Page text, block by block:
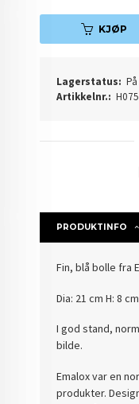
KJØP
Lagerstatus:
Artikkelnr.: H075
PRODUKTINFO
Fin, blå bolle fra
Dia: 21 cm H: 8 cm
I god stand,
bilde.
Emalox var en
produkter.